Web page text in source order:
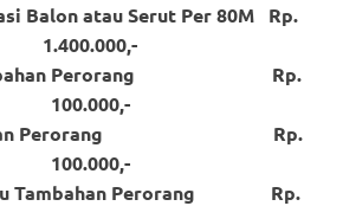
Balon atau Serut Per 80M Rp.
1.400.000,-
Perorang Rp.
100.000,-
Perorang Rp.
100.000,-
Tambahan Perorang Rp.